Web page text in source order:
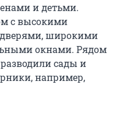
и детьми.
с высокими
широкими
окнами. Рядом
сады и
например,